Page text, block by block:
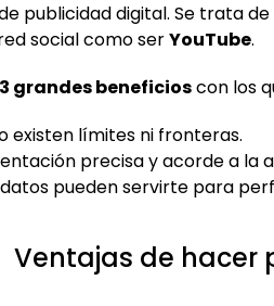
publicidad digital. Se trata
social como serYouTube.
3 grandes beneficioscon los
existen límites ni fronteras.
precisa y acorde a la
datos pueden servirte para
Ventajas de hacer